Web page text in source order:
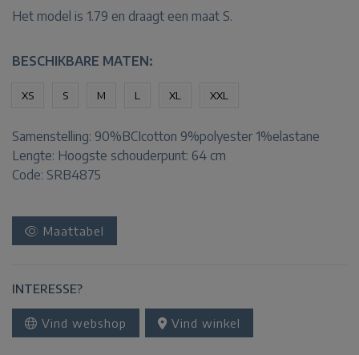
Het model is 1.79 en draagt een maat S.
BESCHIKBARE MATEN:
XS S M L XL XXL
Samenstelling: 90%BCIcotton 9%polyester 1%elastane
Lengte: Hoogste schouderpunt: 64 cm
Code: SRB4875
Maattabel
INTERESSE?
Vind webshop Vind winkel